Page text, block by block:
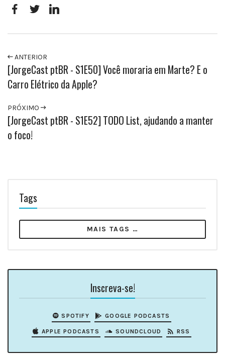
Facebook
ANTERIOR
[JorgeCast ptBR - S1E50] Você moraria em Marte? E o
Carro Elétrico da Apple?
PRÓXIMO
[JorgeCast ptBR - S1E52] TODO List, ajudando a manter
o foco!
Tags
MAIS TAGS …
Inscreva-se!
SPOTIFY GOOGLE PODCASTS
APPLE PODCASTS SOUNDCLOUD RSS